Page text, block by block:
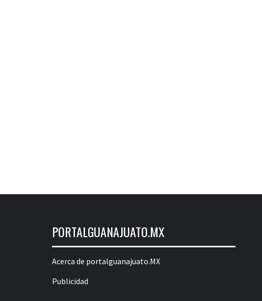
PORTALGUANAJUATO.MX
Acerca de portalguanajuato.MX
Publicidad